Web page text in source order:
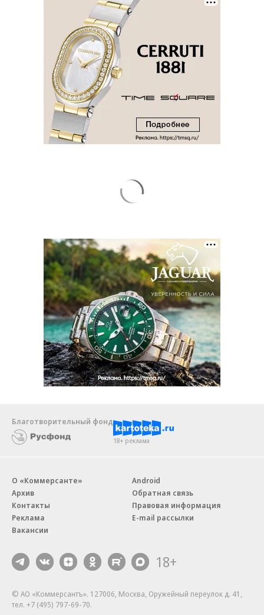
Благотворительный фонд
18+ реклама
О «Коммерсанте»
Архив
Контакты
Реклама
Вакансии
Android
Обратная связь
Правовая информация
E-mail рассылки
18+
© АО «Коммерсантъ». 127006, Москва, Оружейный переулок д. 41,
тел. +7 (495) 797-69-70.